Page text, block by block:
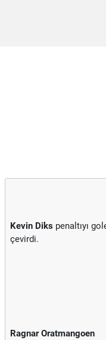
Kevin Diks penaltıyı
çevirdi.
Ragnar Oratmangoen